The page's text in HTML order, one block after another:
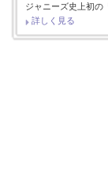
ジャニーズ史上初の
詳しく見る